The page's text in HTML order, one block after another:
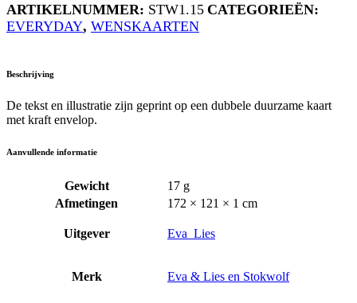
ARTIKELNUMMER: STW1.15 CATEGORIEËN:
EVERYDAY, WENSKAARTEN
Beschrijving
De tekst en illustratie zijn geprint op een dubbele duurzame kaart
met kraft envelop.
Aanvullende informatie
Gewicht
17 g
Afmetingen
172 × 121 × 1 cm
Uitgever Eva_Lies
Merk Eva & Lies en Stokwolf